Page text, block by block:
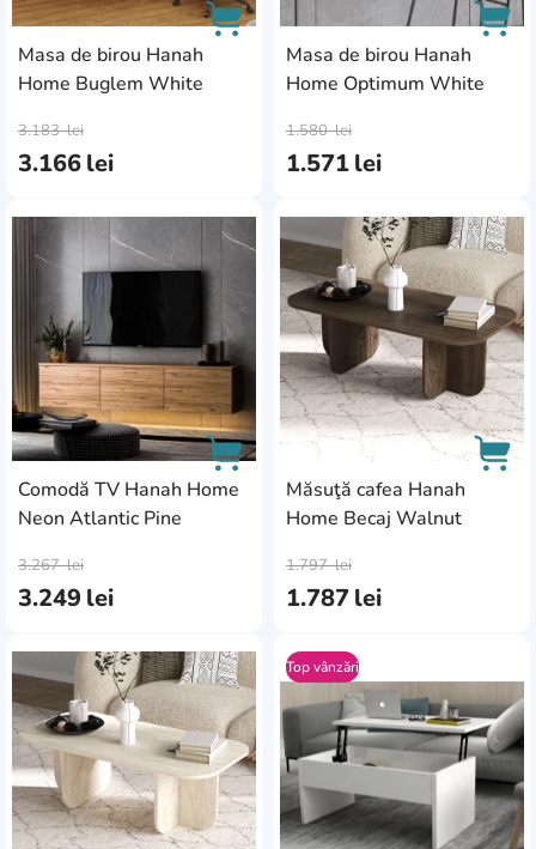
Masa de birou Hanah
Home Buglem White
3.166lei
3.183lei
Masa de birou Hanah
Home Optimum White
1.571lei
1.580lei
Comodă TV Hanah Home
Neon Atlantic Pine
3.249 lei
3.267lei
AddCardToFavourite
Măsuţă cafea Hanah
Home Becaj Walnut
1.787lei
1.797lei
AddCardToFavourite
Top vânzări